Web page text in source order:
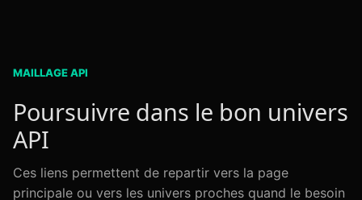
MAILLAGE API
Poursuivre dans le bon univers
API
Ces liens permettent de repartir vers la page
principale ou vers les univers proches quand le besoin